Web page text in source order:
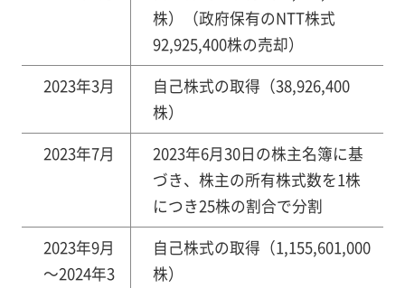
株）（政府保有のNTT株式
92,925,400株の売却）
2023年3月
自己株式の取得（38,926,400
株）
2023年7月
2023年6月30日の株主名簿に基
づき、株主の所有株式数を1株
につき25株の割合で分割
2023年9月
～2024年3
自己株式の取得（1,155,601,000
株）​